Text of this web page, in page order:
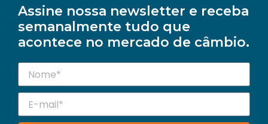
Assine nossa newsletter e receba
semanalmente tudo que
acontece no mercado de câmbio.